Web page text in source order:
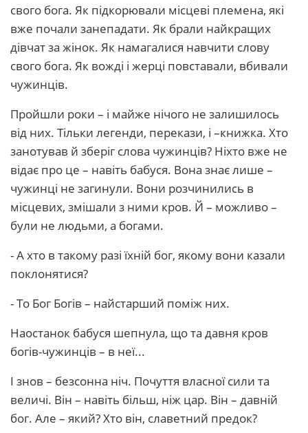
свого бога. Як підкорювали місцеві племена, які
вже почали занепадати. Як брали найкращих
дівчат за жінок. Як намагалися навчити слову
свого бога. Як вожді і жерці повставали, вбивали
чужинців.
Пройшли роки – і майже нічого не залишилось
від них. Тільки легенди, перекази, і –книжка. Хто
занотував й зберіг слова чужинців? Ніхто вже не
відає про це – навіть бабуся. Вона знає лише –
чужинці не загинули. Вони розчинились в
місцевих, змішали з ними кров. Й – можливо –
були не людьми, а богами.
- А хто в такому разі їхній бог, якому вони казали
поклонятися?
- То Бог Богів – найстарший поміж них.
Наостанок бабуся шепнула, що та давня кров
богів-чужинців – в неї...
І знов – безсонна ніч. Почуття власної сили та
величі. Він – навіть більш, ніж цар. Він – давній
бог. Але – який? Хто він, славетний предок?